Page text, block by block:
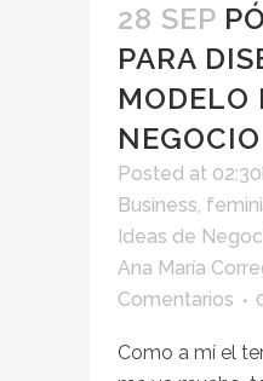
28 SEP
PARA
MODELO
NEGOCIO
Posted at
Business,
Ideas de
Ana María
Comentarios
Como a mí el